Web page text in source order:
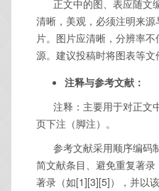
正文中的图、表应随文
清晰，美观， 必须注明来源
片。图片应清晰，分辨率不
源。建议投稿时将图表等
注释与参考文献：
注释：主要用于对正文
页下注（脚注）。
参考文献采用顺序编码
简文献条目、避免重复著
著录（如[1][3][5]），并以